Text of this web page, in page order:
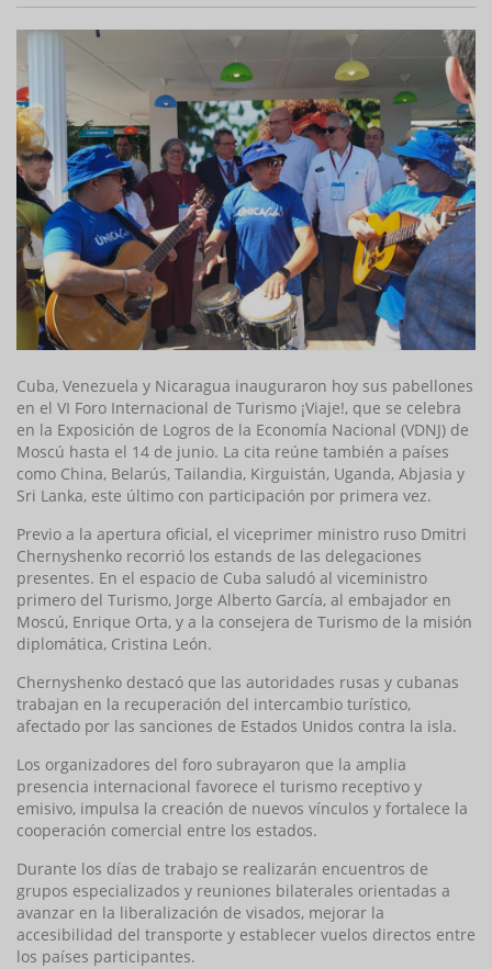
Cuba, Venezuela y Nicaragua inauguraron hoy sus pabellones
en el VI Foro Internacional de Turismo ¡Viaje!, que se celebra
en la Exposición de Logros de la Economía Nacional (VDNJ) de
Moscú hasta el 14 de junio. La cita reúne también a países
como China, Belarús, Tailandia, Kirguistán, Uganda, Abjasia y
Sri Lanka, este último con participación por primera vez.
Previo a la apertura oficial, el viceprimer ministro ruso Dmitri
Chernyshenko recorrió los estands de las delegaciones
presentes. En el espacio de Cuba saludó al viceministro
primero del Turismo, Jorge Alberto García, al embajador en
Moscú, Enrique Orta, y a la consejera de Turismo de la misión
diplomática, Cristina León.
Chernyshenko destacó que las autoridades rusas y cubanas
trabajan en la recuperación del intercambio turístico,
afectado por las sanciones de Estados Unidos contra la isla.
Los organizadores del foro subrayaron que la amplia
presencia internacional favorece el turismo receptivo y
emisivo, impulsa la creación de nuevos vínculos y fortalece la
cooperación comercial entre los estados.
Durante los días de trabajo se realizarán encuentros de
grupos especializados y reuniones bilaterales orientadas a
avanzar en la liberalización de visados, mejorar la
accesibilidad del transporte y establecer vuelos directos entre
los países participantes.